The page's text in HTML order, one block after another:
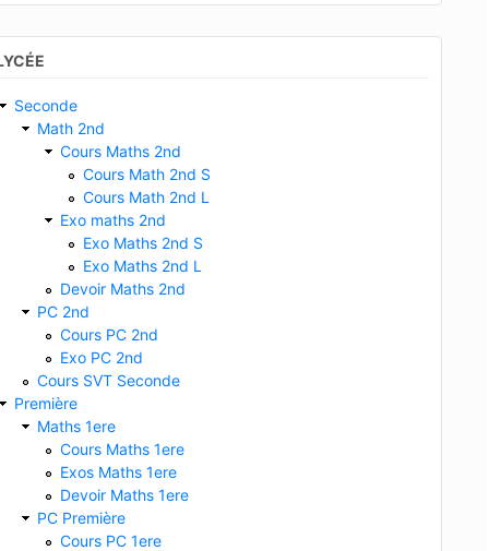
Seconde
Math 2nd
Cours Maths 2nd
Cours Math 2nd S
Cours Math 2nd L
Exo maths 2nd
Exo Maths 2nd S
Exo Maths 2nd L
Devoir Maths 2nd
PC 2nd
Cours PC 2nd
Exo PC 2nd
Cours SVT Seconde
Première
Maths 1ere
Cours Maths 1ere
Exos Maths 1ere
Devoir Maths 1ere
PC Première
Cours PC 1ere